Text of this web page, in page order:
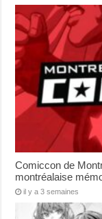
Comiccon de
montréalaise
il y a 3 semaines